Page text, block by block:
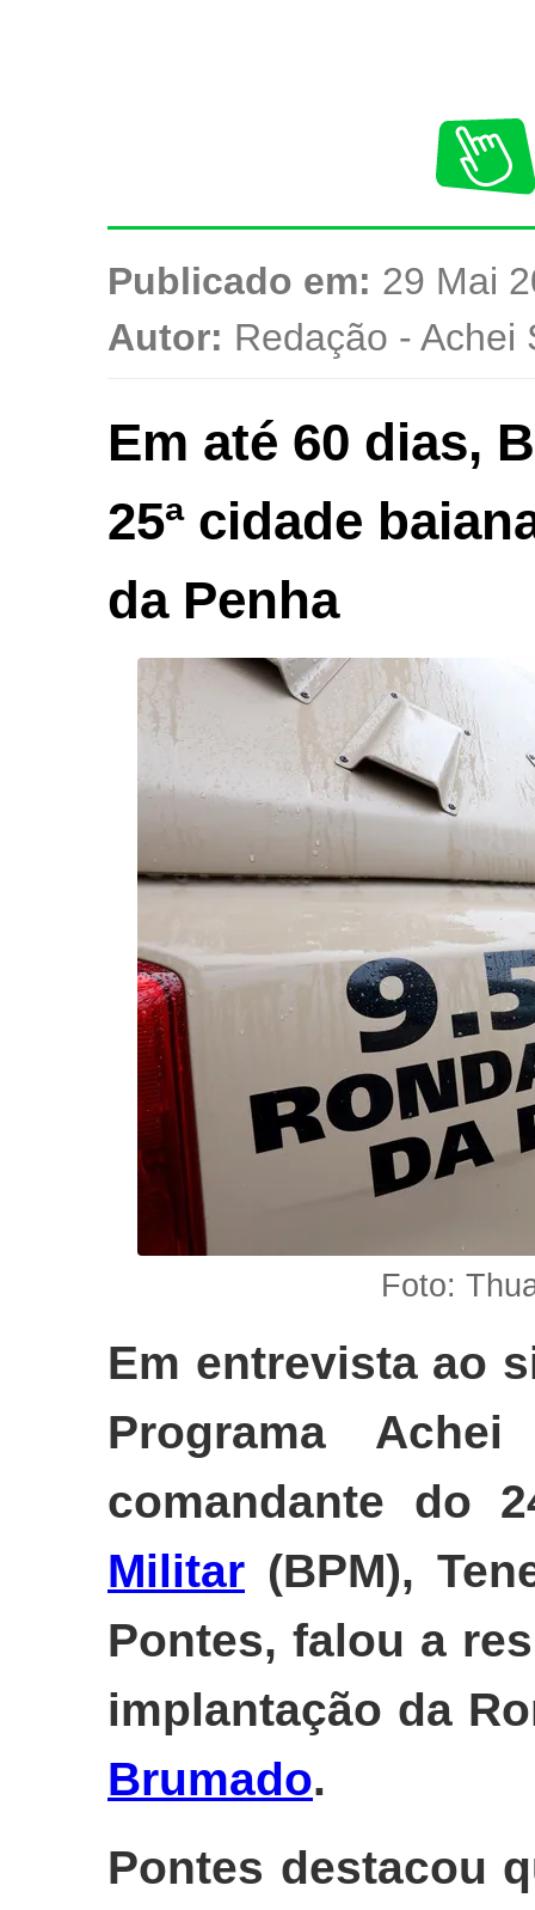
Publicado em: 29 Mai
Autor: Redação - Achei
Em até 60 dias,
25ª cidade
da Penha
Foto:
Em entrevista ao
Programa
comandante do
Militar (BPM),
Pontes, falou a
implantação da
Brumado.
Pontes destacou